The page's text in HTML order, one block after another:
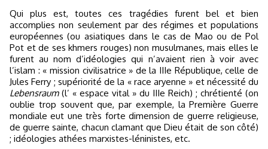
Qui plus est, toutes ces tragédies furent bel et bien
accomplies non seulement par des régimes et populations
européennes (ou asiatiques dans le cas de Mao ou de Pol
Pot et de ses khmers rouges) non musulmanes, mais elles le
furent au nom d’idéologies qui n’avaient rien à voir avec
l’islam : « mission civilisatrice » de la IIIe République, celle de
Jules Ferry ; supériorité de la « race aryenne » et nécessité du
Lebensraum (l’ « espace vital » du IIIe Reich) ; chrétienté (on
oublie trop souvent que, par exemple, la Première Guerre
mondiale eut une très forte dimension de guerre religieuse,
de guerre sainte, chacun clamant que Dieu était de son côté)
; idéologies athées marxistes-léninistes, etc.